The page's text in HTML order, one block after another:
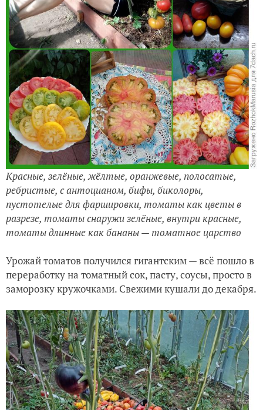
Красные, зелёные, жёлтые, оранжевые, полосатые,
ребристые, с антоцианом, бифы, биколоры,
пустотелые для фаршировки, томаты как цветы в
разрезе, томаты снаружи зелёные, внутри красные,
томаты длинные как бананы — томатное царство
Урожай томатов получился гигантским — всё пошло в
переработку на томатный сок, пасту, соусы, просто в
заморозку кружочками. Свежими кушали до декабря.